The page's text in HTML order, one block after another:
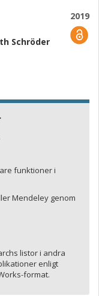
2019
Schröder
funktioner i
Mendeley genom
listor i andra
enligt
format.